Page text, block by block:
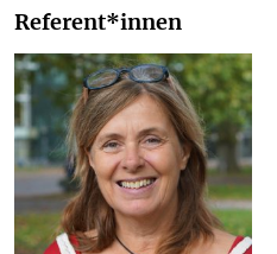
Referent*innen